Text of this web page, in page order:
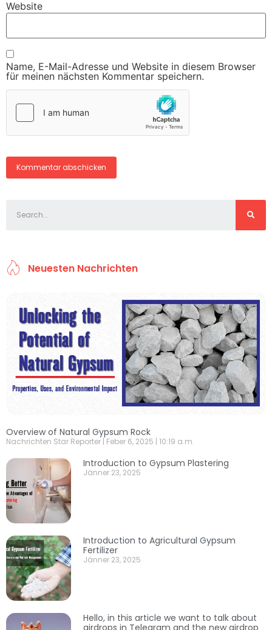
Website
Name, E-Mail-Adresse und Website in diesem Browser
für meinen nächsten Kommentar speichern.
Neuesten Nachrichten
Overview of Natural Gypsum Rock
Nachrichten Star Reporter Feber 6, 2025 10:19 a.m.
Introduction to Gypsum Plastering
Jänner 23, 2025
Introduction to Agricultural Gypsum
Fertilizer
Jänner 23, 2025
Hello, in this article we want to talk about
airdrops in Telegram and the new airdrop